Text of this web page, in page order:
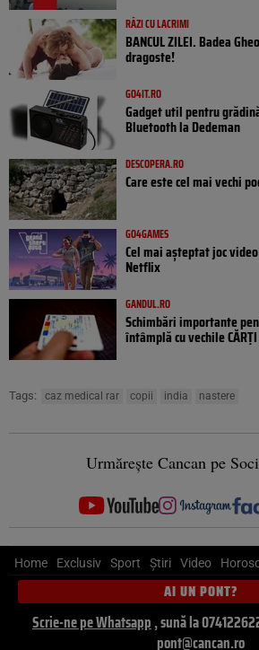
RÂZI CU LACRIMI
BANCUL ZILEI. Badea
dragoste!
GO4IT.RO
Gadget util pentru
Bluetooth la Dedeman
DESCOPERA.RO
Care este cel mai vechi
GO4GAMES
Cel mai așteptat joc
Netflix
GANDUL.RO
Schimbări importante
întâmplă cu vechile CĂRȚI
Tags: caz medical rar copii india nastere
Urmărește Cancan pe
Home Exclusiv Sport Știri Video
AI UN PONT?
Scrie-ne pe Whatsapp, sună la
pont@cancan.ro